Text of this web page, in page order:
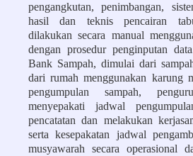
pengangkutan, penimbangan,
hasil dan teknis pencairan
dilakukan secara manual
dengan prosedur penginputan
Bank Sampah, dimulai dari
dari rumah menggunakan karung
pengumpulan sampah,
menyepakati jadwal
pencatatan dan melakukan
serta kesepakatan jadwal
musyawarah secara operasional